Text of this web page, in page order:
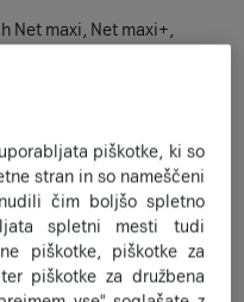
Net maxi, Net maxi+,
Osnovno hitrost v
izkušnjo, zagotoviti
nemoteno delovanje
piškotke, ki so
stran in so nameščeni
čim boljšo spletno
spletni mesti tudi
piškotke, piškotke za
piškotke za družbena